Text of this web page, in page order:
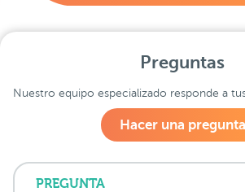
Preguntas
Nuestro equipo especializado responde a
Hacer una pregunta
PREGUNTA